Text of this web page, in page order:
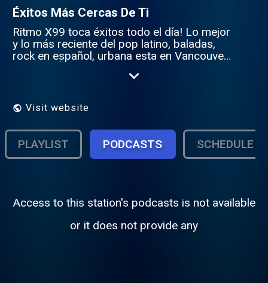
Éxitos Más Cercas De Ti
Ritmo X99 toca éxitos todo el día! Lo mejor
y lo más reciente del pop latino, baladas,
rock en español, urbana esta en Vancouver,
Visit website
PLAYLIST PODCASTS SCHEDULE
Access to this station's podcasts is not available
or it does not provide any